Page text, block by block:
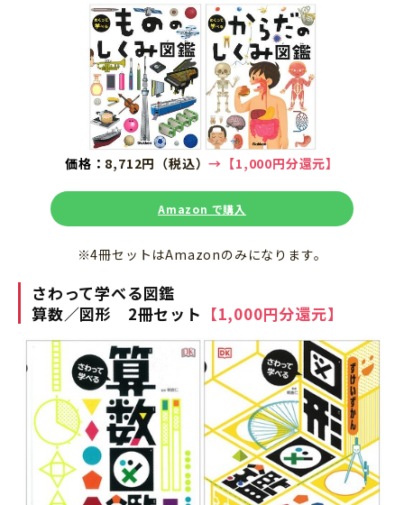
価格： 8,712円（税込）→【1,000円分還元】
Amazon で購入
※4冊セットはAmazonのみになります。
さわって学べる図鑑
算数／図形 2冊セット 【1,000円分還元】